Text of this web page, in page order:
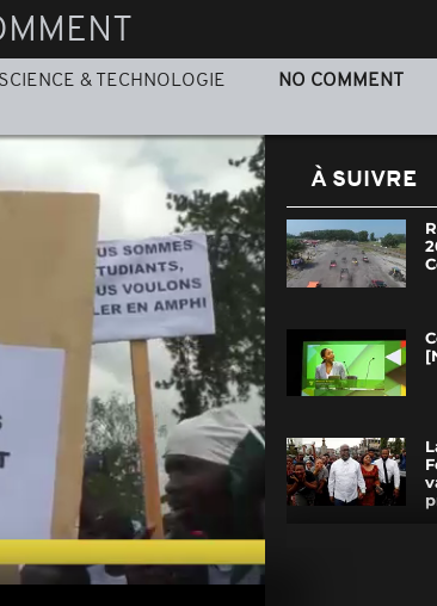
SCIENCE & TECHNOLOGIE NO COMMENT
À SUIVRE